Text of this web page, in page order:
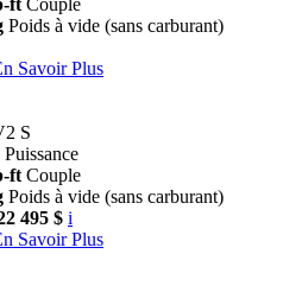
ft Couple
Poids à vide (sans carburant)
Savoir Plus
S
Puissance
ft Couple
Poids à vide (sans carburant)
495 $ i
Savoir Plus